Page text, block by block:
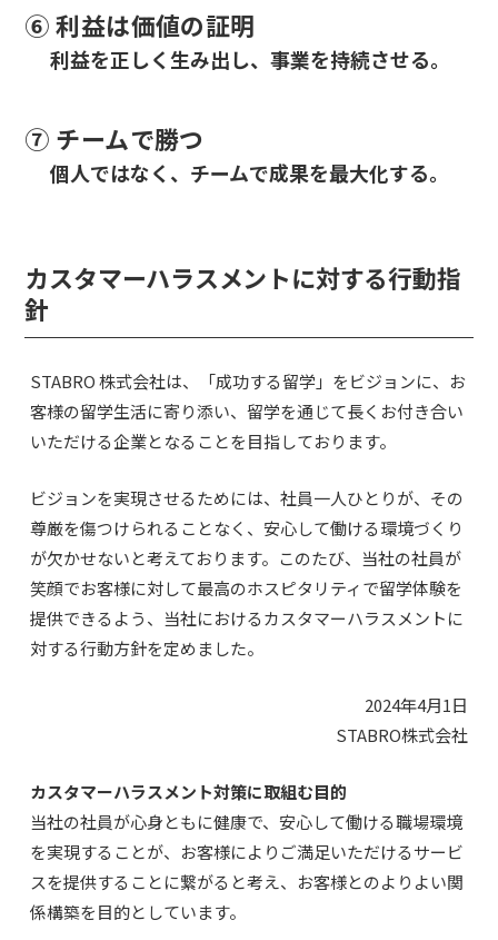
⑥ 利益は価値の証明
利益を正しく生み出し、事業を持続させる。
⑦ チームで勝つ
個人ではなく、チームで成果を最大化する。
カスタマーハラスメントに対する行動指
針
STABRO 株式会社は、「成功する留学」をビジョンに、お
客様の留学生活に寄り添い、留学を通じて長くお付き合い
いただける企業となることを目指しております。
ビジョンを実現させるためには、社員一人ひとりが、その
尊厳を傷つけられることなく、安心して働ける環境づくり
が欠かせないと考えております。このたび、当社の社員が
笑顔でお客様に対して最高のホスピタリティで留学体験を
提供できるよう、当社におけるカスタマーハラスメントに
対する行動方針を定めました。
2024年4月1日
STABRO株式会社
カスタマーハラスメント対策に取組む目的
当社の社員が心身ともに健康で、安心して働ける職場環境
を実現することが、お客様によりご満足いただけるサービ
スを提供することに繋がると考え、お客様とのよりよい関
係構築を目的としています。